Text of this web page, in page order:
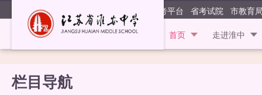
江苏省淮
首页 走进淮中
阳光高考平台 省考试院 市教育
栏目导航